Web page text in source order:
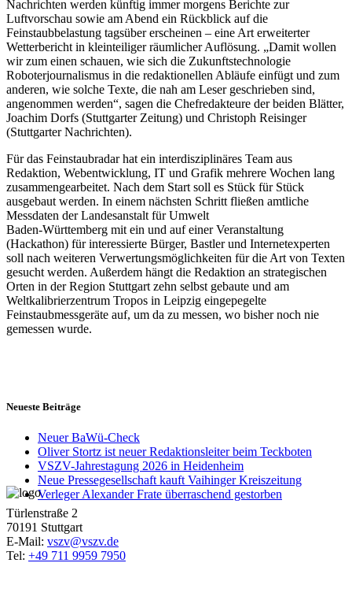
Nachrichten werden künftig immer morgens Berichte zur
Luftvorschau sowie am Abend ein Rückblick auf die
Feinstaubbelastung tagsüber erscheinen – eine Art erweiterter
Wetterbericht in kleinteiliger räumlicher Auflösung. „Damit wollen
wir zum einen schauen, wie sich die Zukunftstechnologie
Roboterjournalismus in die redaktionellen Abläufe einfügt und zum
anderen, wie solche Texte, die nah am Leser geschrieben sind,
angenommen werden“, sagen die Chefredakteure der beiden Blätter,
Joachim Dorfs (Stuttgarter Zeitung) und Christoph Reisinger
(Stuttgarter Nachrichten).
Für das Feinstaubradar hat ein interdisziplinäres Team aus
Redaktion, Webentwicklung, IT und Grafik mehrere Wochen lang
zusammengearbeitet. Nach dem Start soll es Stück für Stück
ausgebaut werden. In einem nächsten Schritt fließen amtliche
Messdaten der Landesanstalt für Umwelt
Baden-Württemberg mit ein und auf einer Veranstaltung
(Hackathon) für interessierte Bürger, Bastler und Internetexperten
soll nach weiteren Verwertungsmöglichkeiten für die Art von Texten
gesucht werden. Außerdem hängt die Redaktion an strategischen
Orten in der Region Stuttgart zehn selbst gebaute und am
Weltkalibrierzentrum Tropos in Leipzig eingepegelte
Feinstaubmessgeräte auf, um da zu messen, wo bisher noch nie
gemessen wurde.
Neueste Beiträge
Neuer BaWü-Check
Oliver Stortz ist neuer Redaktionsleiter beim Teckboten
VSZV-Jahrestagung 2026 in Heidenheim
Neue Pressegesellschaft kauft Vaihinger Kreiszeitung
Verleger Alexander Frate überraschend gestorben
Türlenstraße 2
70191 Stuttgart
E-Mail: vszv@vszv.de
Tel: +49 711 9959 7950